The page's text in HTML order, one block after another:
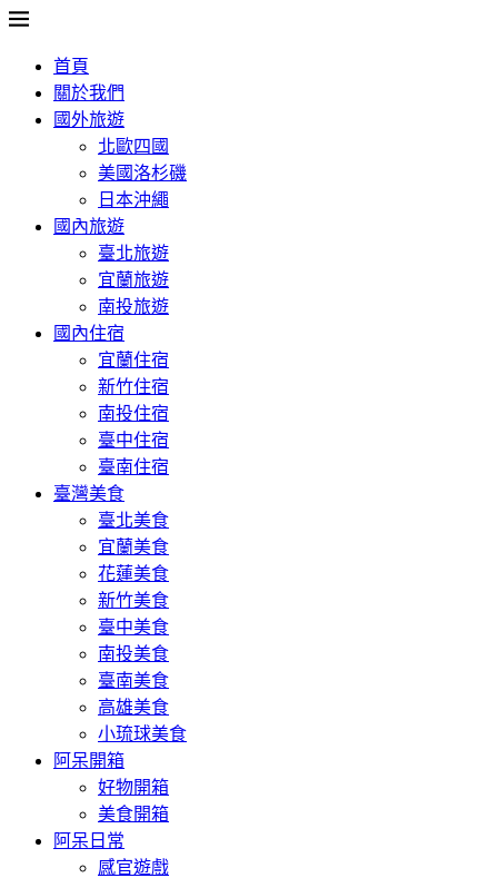
首頁
關於我們
國外旅遊
北歐四國
美國洛杉磯
日本沖繩
國內旅遊
臺北旅遊
宜蘭旅遊
南投旅遊
國內住宿
宜蘭住宿
新竹住宿
南投住宿
臺中住宿
臺南住宿
臺灣美食
臺北美食
宜蘭美食
花蓮美食
新竹美食
臺中美食
南投美食
臺南美食
高雄美食
小琉球美食
阿呆開箱
好物開箱
美食開箱
阿呆日常
感官遊戲